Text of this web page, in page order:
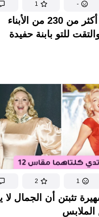
-
1
امرأة لديها أكثر من 230 من الأبناء
للتو بابنة حفيدة
1
2
شهيرة تثبتن أن الجمال لا